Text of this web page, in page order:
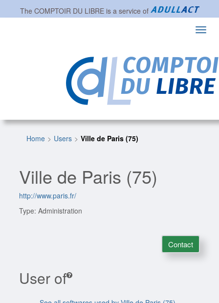
The COMPTOIR DU LIBREis a service of
Home Users Ville de Paris (75)
Ville de Paris (75)
http://www.paris.fr/
Type: Administration
Contact
User of